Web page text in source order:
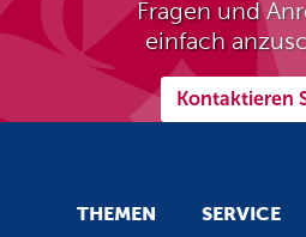
Fragen und
einfach
Kontaktieren
THEMEN SERVICE